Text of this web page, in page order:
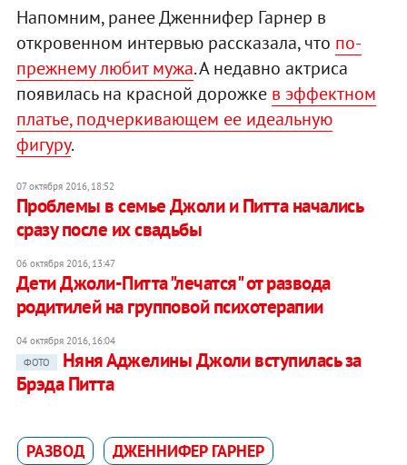
Напомним, ранее Дженнифер Гарнер в
откровенном интервью рассказала, что по-
прежнему любит мужа. А недавно актриса
появилась на красной дорожке в эффектном
платье, подчеркивающем ее идеальную
фигуру.
07 октября 2016, 18:52
Проблемы в семье Джоли и Питта начались
сразу после их свадьбы
06 октября 2016, 13:47
Дети Джоли-Питта "лечатся" от развода
родитилей на групповой психотерапии
04 октября 2016, 16:04
ФОТО
Няня Аджелины Джоли вступилась за
Брэда Питта
РАЗВОД ДЖЕННИФЕР ГАРНЕР